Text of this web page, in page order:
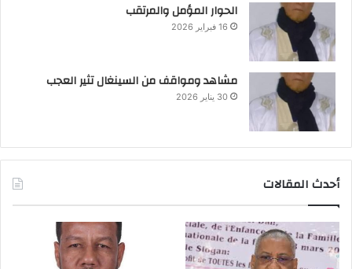
الحوار المؤمل والمرتقب
16 فبراير 2026
مشاهد ومواقف من السينغال تثير العجب
30 يناير 2026
أحدث المقالات